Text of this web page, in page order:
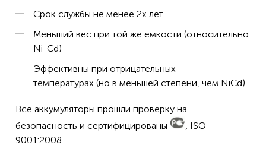
Срок службы не менее 2х лет
Меньший вес при той же емкости (относительно
Ni-Cd)
Эффективны при отрицательных
температурах (но в меньшей степени, чем NiCd)
Все аккумуляторы прошли проверку на
безопасность и сертифицированы
, ISO
9001:2008.